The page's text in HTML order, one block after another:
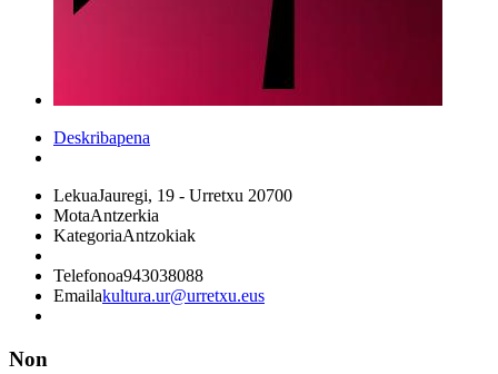
Deskribapena
LekuaJauregi, 19 - Urretxu 20700
MotaAntzerkia
KategoriaAntzokiak
Telefonoa943038088
Emailakultura.ur@urretxu.eus
Non